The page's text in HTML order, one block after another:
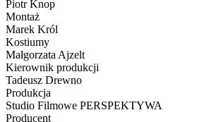
Piotr Knop
Montaż
Marek Król
Kostiumy
Małgorzata Ajzelt
Kierownik produkcji
Tadeusz Drewno
Produkcja
Studio Filmowe PERSPEKTYWA
Producent